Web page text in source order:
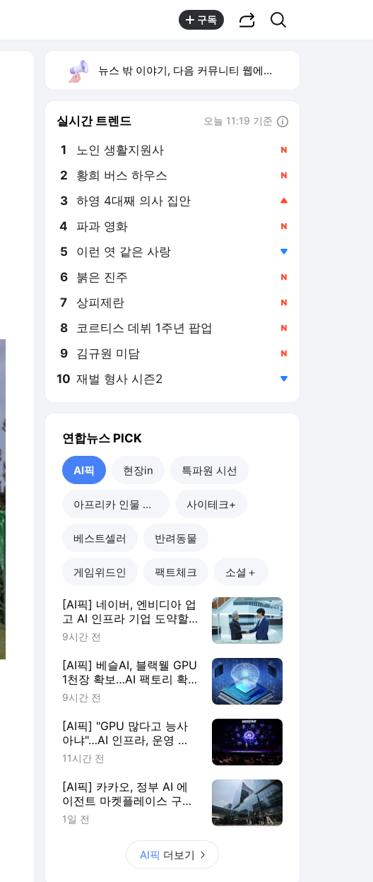
구독
뉴스 밖 이야기, 다음 커뮤니티 웹에서 보기
실시간 트렌드 오늘 11:19 기준
1 노인 생활지원사
2 황희 버스 하우스
4 파과 영화
5 이런 엿 같은 사랑
6 붉은 진주
7 상피제란
8 코르티스 데뷔 1주년 팝업
9 김규원 미담
10 재벌 형사 시즌2
연합뉴스 PICK
AI픽 현장in 특파원 시선
아프리카 인물 열전 사이테크+
베스트셀러 반려동물
게임위드인 팩트체크 소셜＋
[AI픽] 네이버, 엔비디아 업
고 AI 인프라 기업 도약할
까
9시간 전
[AI픽] 베슬AI, 블랙웰 GPU
1천장 확보…AI 팩토리 확
장
9시간 전
[AI픽] "GPU 많다고 능사
아냐"…AI 인프라, 운영 효
율이 판가름
11시간 전
[AI픽] 카카오, 정부 AI 에
이전트 마켓플레이스 구축
한다
1일 전
AI픽 더보기